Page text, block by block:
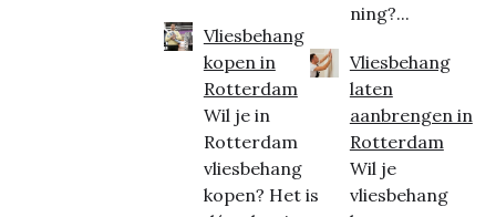
Vliesbehang
kopen in
Rotterdam
Wil je in
Rotterdam
vliesbehang
kopen? Het is
ning?...
Vliesbehang
laten
aanbrengen in
Rotterdam
Wil je
vliesbehang